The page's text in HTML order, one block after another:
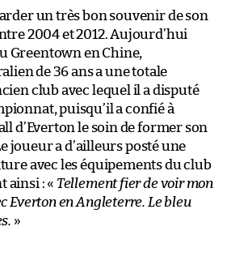
un très bon souvenir de son
2004 et 2012. Aujourd’hui
Greentown en Chine,
de 36 ans a une totale
club avec lequel il a disputé
puisqu’il a confié à
d’Everton le soin de former son
joueur a d’ailleurs posté une
avec les équipements du club
ainsi : « Tellement fier de voir mon
Everton en Angleterre. Le bleu
»